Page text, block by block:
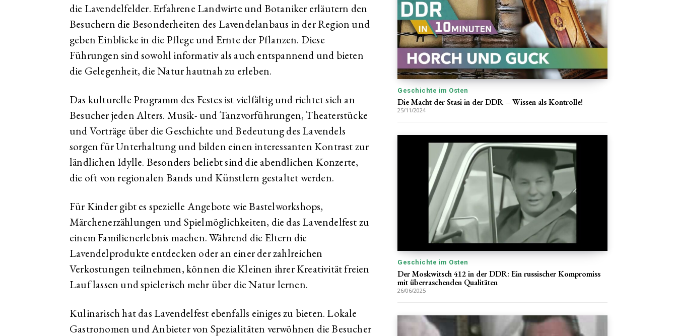
die Lavendelfelder. Erfahrene Landwirte und Botaniker erläutern den
Besuchern die Besonderheiten des Lavendelanbaus in der Region und
geben Einblicke in die Pflege und Ernte der Pflanzen. Diese
Führungen sind sowohl informativ als auch entspannend und bieten
die Gelegenheit, die Natur hautnah zu erleben.
Das kulturelle Programm des Festes ist vielfältig und richtet sich an
Besucher jeden Alters. Musik- und Tanzvorführungen, Theaterstücke
und Vorträge über die Geschichte und Bedeutung des Lavendels
sorgen für Unterhaltung und bilden einen interessanten Kontrast zur
ländlichen Idylle. Besonders beliebt sind die abendlichen Konzerte,
die oft von regionalen Bands und Künstlern gestaltet werden.
Für Kinder gibt es spezielle Angebote wie Bastelworkshops,
Märchenerzählungen und Spielmöglichkeiten, die das Lavendelfest zu
einem Familienerlebnis machen. Während die Eltern die
Lavendelprodukte entdecken oder an einer der zahlreichen
Verkostungen teilnehmen, können die Kleinen ihrer Kreativität freien
Lauf lassen und spielerisch mehr über die Natur lernen.
Kulinarisch hat das Lavendelfest ebenfalls einiges zu bieten. Lokale
Gastronomen und Anbieter von Spezialitäten verwöhnen die Besucher
Geschichte im Osten
Die Macht der Stasi in der DDR – Wissen als Kontrolle!
25/11/2024
Geschichte im Osten
Der Moskwitsch 412 in der DDR: Ein russischer Kompromiss
mit überraschenden Qualitäten
26/06/2025